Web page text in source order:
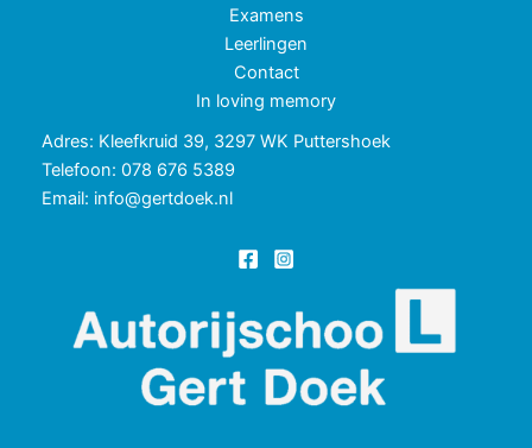
Examens
Leerlingen
Contact
In loving memory
Adres: Kleefkruid 39, 3297 WK Puttershoek
Telefoon: 078 676 5389
Email: info@gertdoek.nl